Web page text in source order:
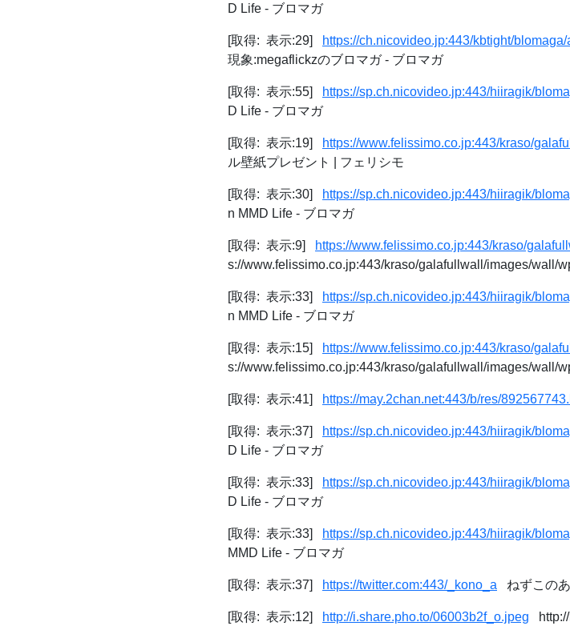
D Life - ブロマガ
[取得: 表示:29] https://ch.nicovideo.jp:443/kbtight/
現象:megaflickzのブロマガ - ブロマガ
[取得: 表示:55] https://sp.ch.nicovideo.jp:443/hiiragik/
D Life - ブロマガ
[取得: 表示:19] https://www.felissimo.co.jp:443/kraso/
ル壁紙プレゼント | フェリシモ
[取得: 表示:30] https://sp.ch.nicovideo.jp:443/hiiragik/
n MMD Life - ブロマガ
[取得: 表示:9] https://www.felissimo.co.jp:443/kraso/
s://www.felissimo.co.jp:443/kraso/galafullwall/images/wall/
[取得: 表示:33] https://sp.ch.nicovideo.jp:443/hiiragik/
n MMD Life - ブロマガ
[取得: 表示:15] https://www.felissimo.co.jp:443/kraso/
s://www.felissimo.co.jp:443/kraso/galafullwall/images/wall/
[取得: 表示:41] https://may.2chan.net:443/b/res/
[取得: 表示:37] https://sp.ch.nicovideo.jp:443/hiiragik/
D Life - ブロマガ
[取得: 表示:33] https://sp.ch.nicovideo.jp:443/hiiragik/
D Life - ブロマガ
[取得: 表示:33] https://sp.ch.nicovideo.jp:443/hiiragik/
MMD Life - ブロマガ
[取得: 表示:37] https://twitter.com:443/_kono_a ねずこの
[取得: 表示:12] http://i.share.pho.to/06003b2f_o.jpeg